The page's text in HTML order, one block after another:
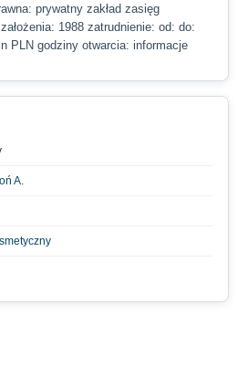
prywatny zakład zasięg
1988 zatrudnienie: od: do:
PLN godziny otwarcia: informacje
A.